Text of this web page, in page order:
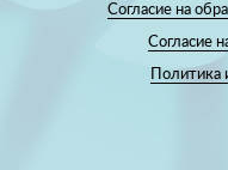
Согласие на
Согласие
Политика